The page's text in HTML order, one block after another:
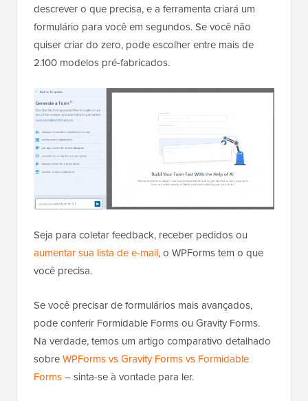
descrever o que precisa, e a ferramenta criará um
formulário para você em segundos. Se você não
quiser criar do zero, pode escolher entre mais de
2.100 modelos pré-fabricados.
Seja para coletar feedback, receber pedidos ou
aumentar sua lista de e-mail, o WPForms tem o que
você precisa.
Se você precisar de formulários mais avançados,
pode conferir Formidable Forms ou Gravity Forms.
Na verdade, temos um artigo comparativo detalhado
sobreWPForms vs Gravity Forms vs Formidable
Forms– sinta-se à vontade para ler.